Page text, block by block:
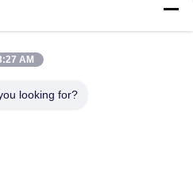
Street, Daxing
AM
looking for?